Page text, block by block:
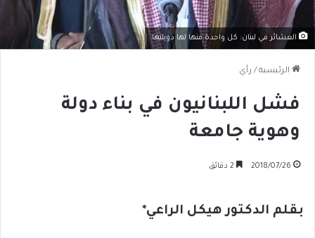
العشائر في لبنان: كل واحدة منها لها دويلتها
الرئيسية / رأي
فشل اللبنانيون في بناء دولة
وهوية جامعة
2018/07/26
بقلم الدكتور هيكل الراعي*